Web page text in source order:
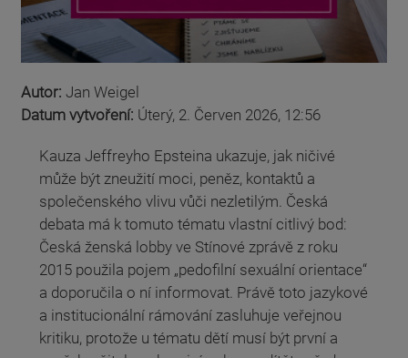
Autor: Jan Weigel
Datum vytvoření: Úterý, 2. Červen 2026, 12:56
Kauza Jeffreyho Epsteina ukazuje, jak ničivé
může být zneužití moci, peněz, kontaktů a
společenského vlivu vůči nezletilým. Česká
debata má k tomuto tématu vlastní citlivý bod:
Česká ženská lobby ve Stínové zprávě z roku
2015 použila pojem „pedofilní sexuální orientace“
a doporučila o ní informovat. Právě toto jazykové
a institucionální rámování zasluhuje veřejnou
kritiku, protože u tématu dětí musí být první a